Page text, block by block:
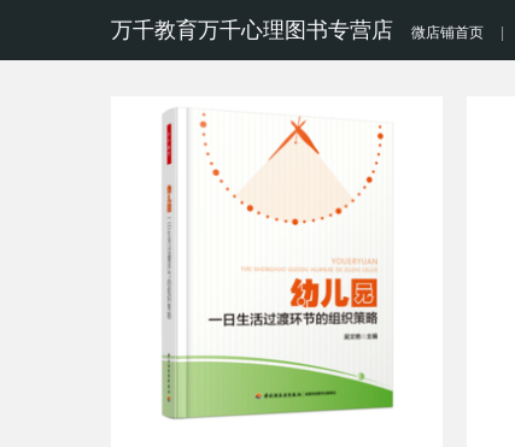
万千教育万千心理图书专营店 微店铺首页